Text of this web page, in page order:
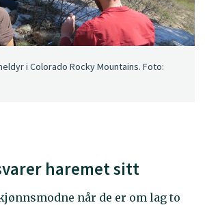
i Colorado Rocky Mountains. Foto:
haremet sitt
når de er om lag to